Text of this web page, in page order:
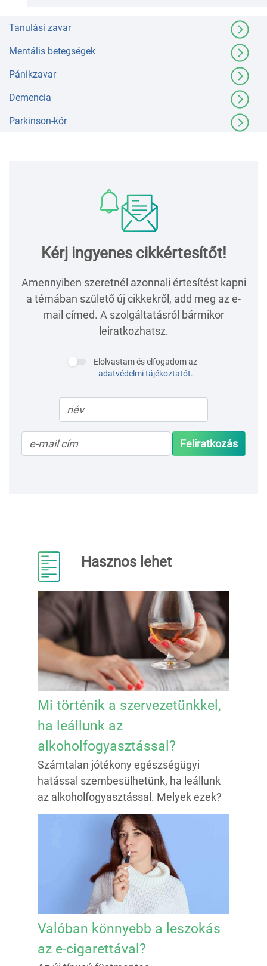
Tanulási zavar
Mentális betegségek
Pánikzavar
Demencia
Parkinson-kór
Kérj ingyenes cikkértesítőt!
Amennyiben szeretnél azonnali értesítést kapni
a témában születő új cikkekről, add meg az e-
mail címed. A szolgáltatásról bármikor
leiratkozhatsz.
Elolvastam és elfogadom az
adatvédelmi tájékoztatót.
Feliratkozás
Hasznos lehet
Mi történik a szervezetünkkel,
ha leállunk az
alkoholfogyasztással?
Számtalan jótékony egészségügyi
hatással szembesülhetünk, ha leállunk
az alkoholfogyasztással. Melyek ezek?
Valóban könnyebb a leszokás
az e-cigarettával?